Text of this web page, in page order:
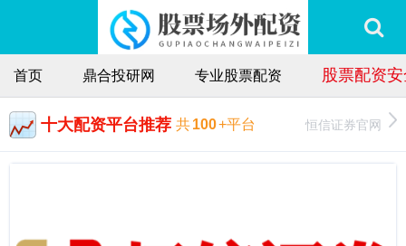
首页 鼎合投研网 专业股票配资 股票配资
十大配资平台推荐 共100+平台 恒信证券官网